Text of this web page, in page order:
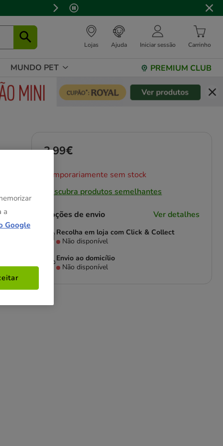
Lojas Ajuda Iniciar sessão Carrinho
MUNDO PET PREMIUM CLUB
Preço 3.99€
3.99€
Temporariamente sem stock
Descubra produtos semelhantes
Opções de envio Ver detalhes
Recolha em loja com Click & Collect
Não disponível
Envio ao domicílio
Não disponível
a
Google